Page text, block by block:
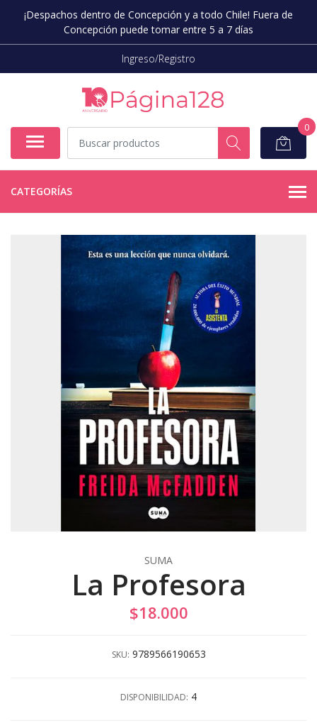
¡Despachos dentro de Concepción y a todo Chile! Fuera de
Concepción puede tomar entre 5 a 7 días
Ingreso/Registro
0
CATEGORÍAS
SUMA
La Profesora
$18.000
SKU: 9789566190653
DISPONIBILIDAD: 4